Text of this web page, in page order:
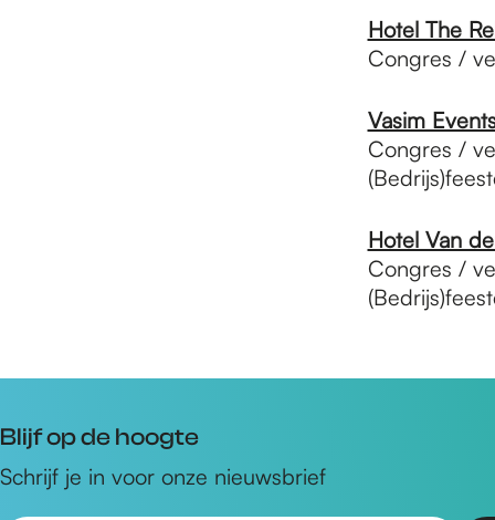
Hotel The
Congres /
Vasim
Congres /
Hotel Van
Congres /
Blijf op de hoogte
Schrijf je in voor onze nieuwsbrief